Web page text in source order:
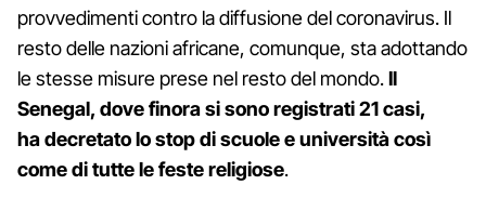
provvedimenti contro la diffusione del coronavirus. Il
resto delle nazioni africane, comunque, sta adottando
le stesse misure prese nel resto del mondo.Il
Senegal, dove finora si sono registrati 21 casi,
ha decretato lo stop di scuole e università così
come di tutte le feste religiose.